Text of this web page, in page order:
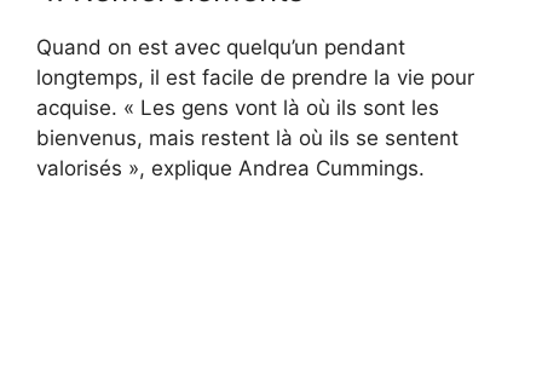
Quand on est avec quelqu’un pendant
longtemps, il est facile de prendre la vie pour
acquise. « Les gens vont là où ils sont les
bienvenus, mais restent là où ils se sentent
valorisés », explique Andrea Cummings.